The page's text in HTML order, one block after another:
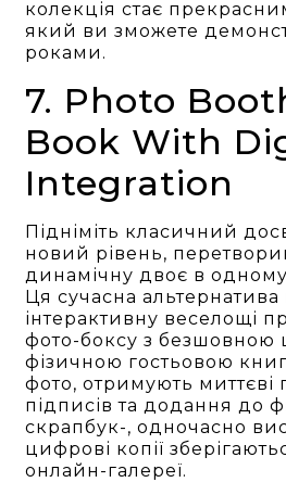
колекція стає
який ви зможете
роками.
7. Photo
Book With
Integration
Підніміть класичний
новий рівень,
динамічну двоє в
Ця сучасна
інтерактивну веселощі
фото-боксу з безшовною
фізичною гостьовою
фото, отримують миттєві
підписів та додання до
скрапбук-, одночасно
цифрові копії
онлайн-галереї.